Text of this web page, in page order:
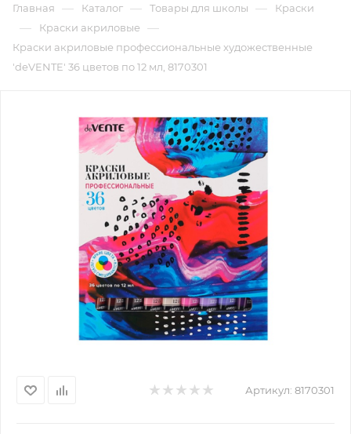
Главная — Каталог — Товары для школы — Краски
— Краски акриловые —
Краски акриловые профессиональные художественные
'deVENTE' 36 цветов по 12 мл, 8170301
Артикул: 8170301